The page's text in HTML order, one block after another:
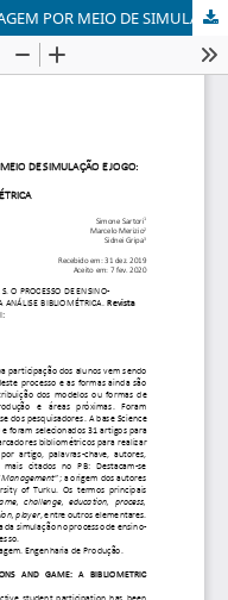
O PROCESSO DE ENSINO-APRENDIZAGEM POR MEIO DE SIMULAÇÃO E JOGO: UMA ANÁLISE BIBLIOMÉTRICA